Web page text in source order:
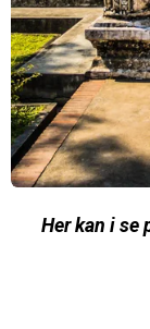
Her kan i se